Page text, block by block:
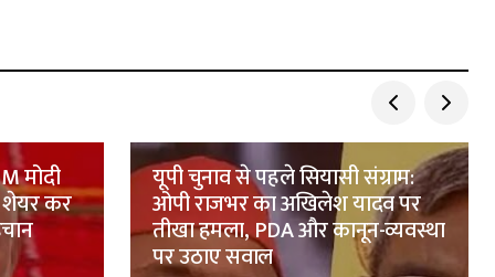
मोदी
शेयर कर
यूपी चुनाव से पहले सियासी संग्राम:
ओपी राजभर का अखिलेश यादव पर
तीखा हमला, PDA और कानून-व्यवस्था
पर उठाए सवाल